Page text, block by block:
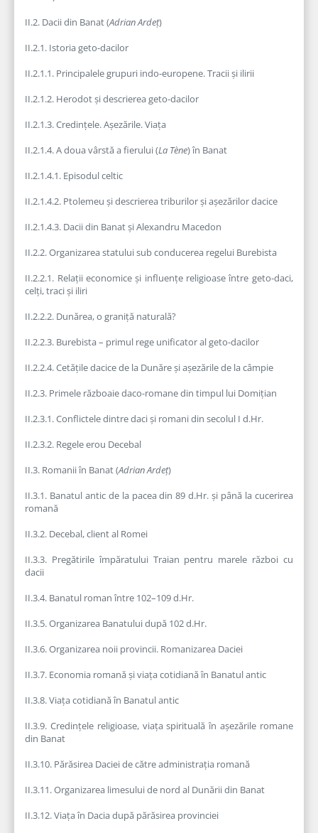
II.2. Dacii din Banat (Adrian Ardeț)
II.2.1. Istoria geto-dacilor
II.2.1.1. Principalele grupuri indo-europene. Tracii și ilirii
II.2.1.2. Herodot și descrierea geto-dacilor
II.2.1.3. Credințele. Așezările. Viața
II.2.1.4. A doua vârstă a fierului (La Tène) în Banat
II.2.1.4.1. Episodul celtic
II.2.1.4.2. Ptolemeu și descrierea triburilor și așezărilor dacice
II.2.1.4.3. Dacii din Banat și Alexandru Macedon
II.2.2. Organizarea statului sub conducerea regelui Burebista
II.2.2.1. Relații economice și influențe religioase între geto-daci,
celți, traci și iliri
II.2.2.2. Dunărea, o graniță naturală?
II.2.2.3. Burebista – primul rege unificator al geto-dacilor
II.2.2.4. Cetățile dacice de la Dunăre și așezările de la câmpie
II.2.3. Primele războaie daco-romane din timpul lui Domițian
II.2.3.1. Conflictele dintre daci și romani din secolul I d.Hr.
II.2.3.2. Regele erou Decebal
II.3. Romanii în Banat (Adrian Ardeț)
II.3.1. Banatul antic de la pacea din 89 d.Hr. și până la cucerirea
romană
II.3.2. Decebal, client al Romei
II.3.3. Pregătirile împăratului Traian pentru marele război cu
dacii
II.3.4. Banatul roman între 102–109 d.Hr.
II.3.5. Organizarea Banatului după 102 d.Hr.
II.3.6. Organizarea noii provincii. Romanizarea Daciei
II.3.7. Economia romană și viața cotidiană în Banatul antic
II.3.8. Viața cotidiană în Banatul antic
II.3.9. Credințele religioase, viața spirituală în așezările romane
din Banat
II.3.10. Părăsirea Daciei de către administrația romană
II.3.11. Organizarea limesului de nord al Dunării din Banat
II.3.12. Viața în Dacia după părăsirea provinciei